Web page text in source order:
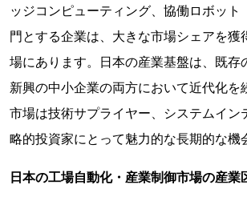
ッジコンピューティング、協働ロボット
門とする企業は、大きな市場シェアを獲
場にあります。日本の産業基盤は、既存
新興の中小企業の両方において近代化を
市場は技術サプライヤー、システムイン
略的投資家にとって魅力的な長期的な機
日本の工場自動化・産業制御市場の産業